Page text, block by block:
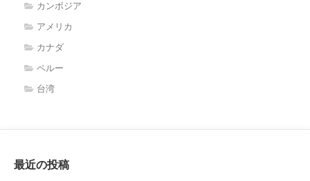
カンボジア
アメリカ
カナダ
ペルー
台湾
最近の投稿